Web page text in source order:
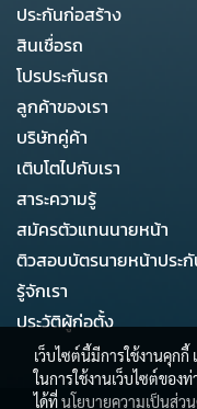
ประกันก่อสร้าง
สินเชื่อรถ
โปรประกันรถ
ลูกค้าของเรา
บริษัทคู่ค้า
เติบโตไปกับเรา
สาระความรู้
สมัครตัวแทนนายหน้า
ติวสอบบัตรนายหน้าประ
รู้จักเรา
ประวัติผู้ก่อตั้ง
เว็บไซต์นี้มีการใช้งานคุก
ในการใช้งานเว็บไซต์ของ
ได้ที่นโยบายความเป็นส่ว